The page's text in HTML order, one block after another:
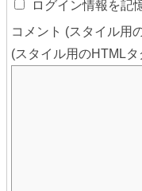
ログイン情報を記
コメント (スタイル用
(スタイル用のHTML